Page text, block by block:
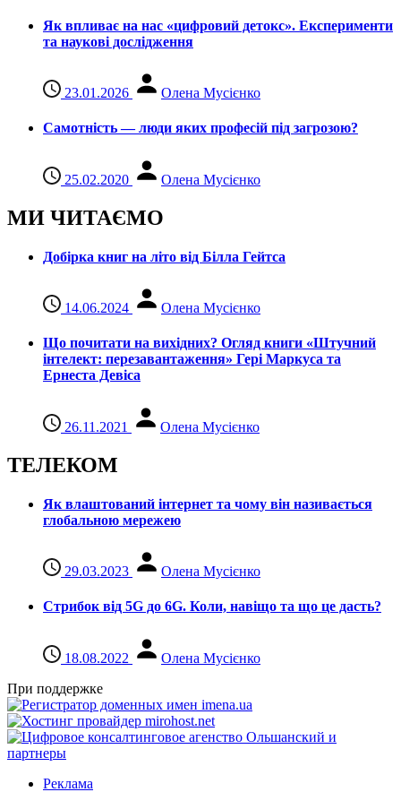
Як впливає на нас «цифровий детокс». Експерименти
та наукові дослідження
23.01.2026 Олена Мусієнко
Самотність — люди яких професій під загрозою?
25.02.2020 Олена Мусієнко
МИ ЧИТАЄМО
Добірка книг на літо від Білла Гейтса
14.06.2024 Олена Мусієнко
Що почитати на вихідних? Огляд книги «Штучний
інтелект: перезавантаження» Гері Маркуса та
Ернеста Девіса
26.11.2021 Олена Мусієнко
ТЕЛЕКОМ
Як влаштований інтернет та чому він називається
глобальною мережею
29.03.2023 Олена Мусієнко
Стрибок від 5G до 6G. Коли, навіщо та що це даcть?
18.08.2022
Олена Мусієнко
При поддержке
Реклама